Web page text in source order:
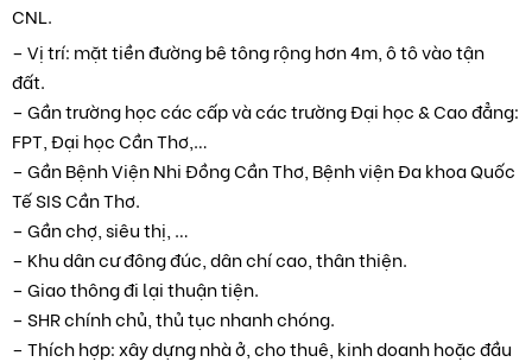
CNL.
– Vị trí: mặt tiền đường bê tông rộng hơn 4m, ô tô vào tận
đất.
– Gần trường học các cấp và các trường Đại học & Cao đẳng:
FPT, Đại học Cần Thơ,…
– Gần Bệnh Viện Nhi Đồng Cần Thơ, Bệnh viện Đa khoa Quốc
Tế SIS Cần Thơ.
– Gần chợ, siêu thị, …
– Khu dân cư đông đúc, dân chí cao, thân thiện.
– Giao thông đi lại thuận tiện.
– SHR chính chủ, thủ tục nhanh chóng.
– Thích hợp: xây dựng nhà ở, cho thuê, kinh doanh hoặc đầu